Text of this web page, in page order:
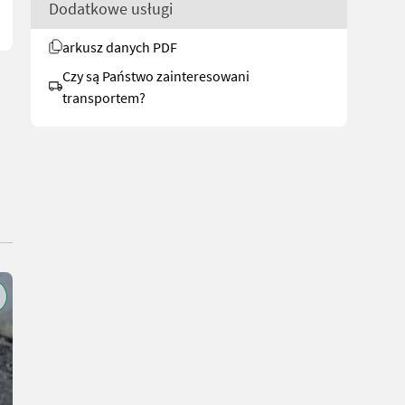
Dodatkowe usługi
arkusz danych PDF
Czy są Państwo zainteresowani
transportem?